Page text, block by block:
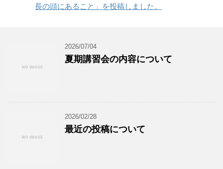
長の頭にあること」を投稿しました。
2026/07/04
夏期講習会の内容について
2026/02/28
最近の投稿について